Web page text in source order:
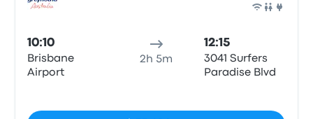
10:10
Brisbane
Airport
2h 5m
12:15
3041 Surfers
Paradise Blvd